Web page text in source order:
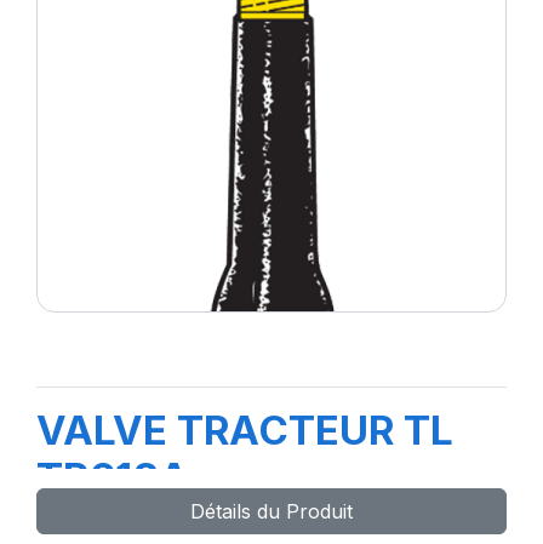
VALVE TRACTEUR TL
TR618A
Détails du Produit